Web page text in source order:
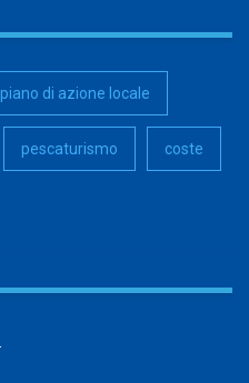
piano di azione locale
pescaturismo coste